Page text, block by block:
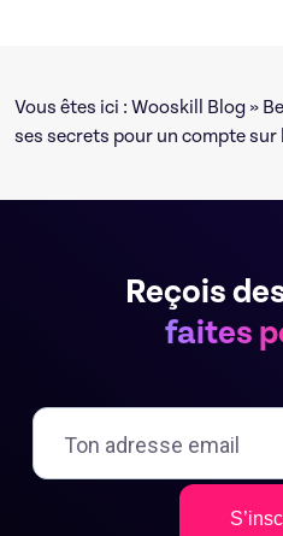
Vous êtes ici : Wooskill Blog »
ses secrets pour un compte
Reçois
faites